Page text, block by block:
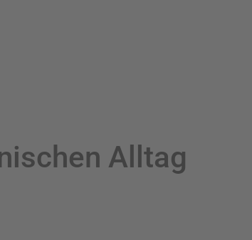
Alltag